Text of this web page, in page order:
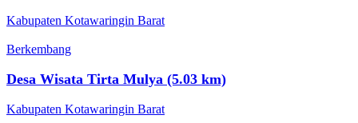
Kabupaten Kotawaringin Barat
Berkembang
Desa Wisata Tirta Mulya (5.03 km)
Kabupaten Kotawaringin Barat